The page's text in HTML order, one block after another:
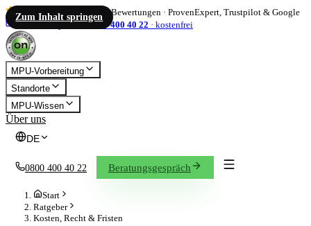
Zum Inhalt springen
4,86 / 5 1.833 Bewertungen · ProvenExpert, Trustpilot & Google
info@on-mpu.de
0800 400 40 22 · kostenfrei
MPU-Vorbereitung
Standorte
MPU-Wissen
Über uns
DE
0800 400 40 22 Beratungsgespräch
Start
Ratgeber
Kosten, Recht & Fristen